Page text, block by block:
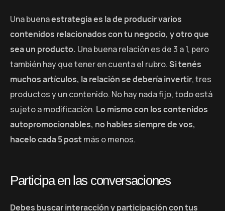
Una buenaestrategia es la de producir varios
contenidos relacionados con tu negocio, y otro que
sea un producto. Una buena relación es de 3 a 1, pero
también hay que tener en cuenta el rubro.Si tenés
muchos artículos, la relación se debería invertir, tres
productos y un contenido. No hay nada fijo, todo está
sujeto a modificación. Lo mismo con los contenidos
autopromocionables, no hables siempre de vos,
hacelo cada 5 postmás o menos.
Participa en las conversaciones
Debes buscar interacción y participación con tus